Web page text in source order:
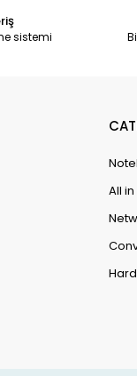
sistemi
All